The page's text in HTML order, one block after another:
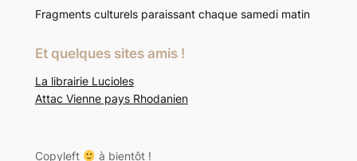
Fragments culturels paraissant chaque samedi matin
Et quelques sites amis !
La librairie Lucioles
Attac Vienne pays Rhodanien
Copyleft à bientôt !